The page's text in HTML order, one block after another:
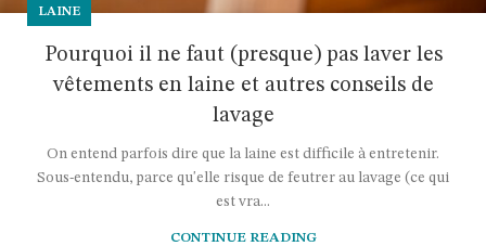
LAINE
Pourquoi il ne faut (presque) pas laver les
vêtements en laine et autres conseils de
lavage
On entend parfois dire que la laine est difficile à entretenir.
Sous-entendu, parce qu'elle risque de feutrer au lavage (ce qui
est vra...
CONTINUE READING